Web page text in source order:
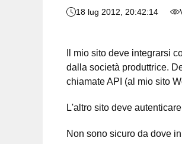
18 lug 2012 , 20:42:14
Il mio sito deve integrarsi
dalla società produttrice.
chiamate API (al mio sito
L'altro sito deve
Non sono sicuro da dove